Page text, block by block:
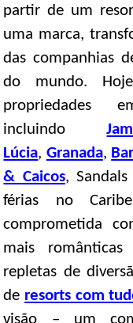
partir de um
uma marca,
das companhias
do mundo.
propriedades
incluindo
Lúcia, Granada,
& Caicos,
férias no
comprometida
mais
repletas de
de resorts com
visão – um